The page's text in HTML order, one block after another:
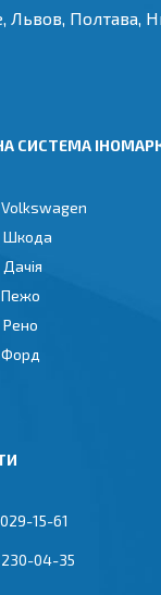
Полтава,
СИСТЕМА
Шкода
Пежо
Форд
15-61
04-35